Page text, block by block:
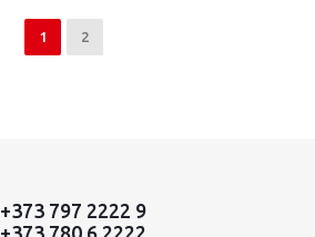
1 2
+373 797 2222 9
+373 780 6 2222